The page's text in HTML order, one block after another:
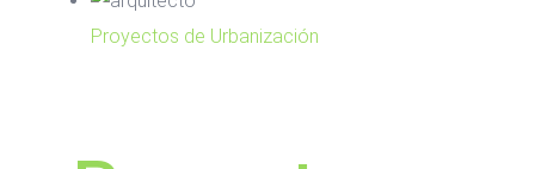
Proyectos de Urbanización